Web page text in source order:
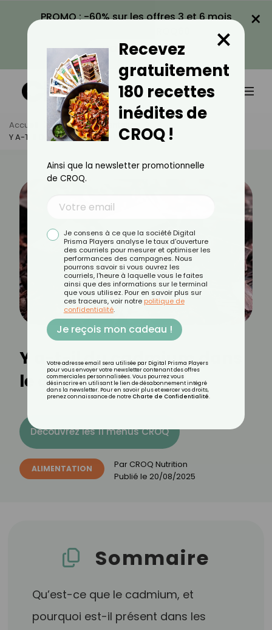
PROMO : -60% sur les offres 3 et 6 mois
VOIR LA PROMO
×
Accueil Actus
Alimentation
Y A-T-Il Du Cadmium Dans Le Chocolat ?
Y a-t-il du cadmium dans
le chocolat ?
Découvrez les 11 menus CROQ
ALIMENTATION Par CROQ Nutrition
Publié le 20/08/2025
Sommaire
Qu’est-ce que le cadmium, et
pourquoi est-il présent dans les
Recevez
gratuitement
180 recettes
inédites de
CROQ !
×
Ainsi que la newsletter promotionnelle
de CROQ.
Je consens à ce que la société Digital
Prisma Players analyse le taux d'ouverture
des courriels pour mesurer et optimiser les
performances des campagnes. Nous
pourrons savoir si vous ouvrez les
courriels, l'heure à laquelle vous le faites
ainsi que des informations sur le terminal
que vous utilisez. Pour en savoir plus sur
ces traceurs, voir notre politique de
confidentialité.
Je reçois mon cadeau !
Votre adresse email sera utilisée par Digital Prisma Players
pour vous envoyer votre newsletter contenant des offres
commerciales personnalisées. Vous pourrez vous
désinscrire en utilisant le lien de désabonnement intégré
dans la newsletter. Pour en savoir plus et exercer vos droits,
prenez connaissance de notre Charte de Confidentialité.